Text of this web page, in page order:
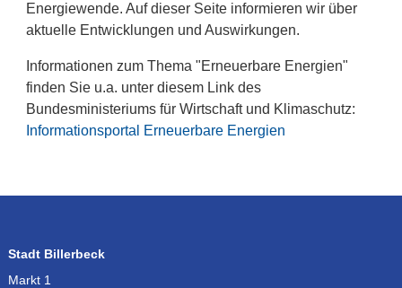
Energiewende. Auf dieser Seite informieren wir über
aktuelle Entwicklungen und Auswirkungen.
Informationen zum Thema "Erneuerbare Energien"
finden Sie u.a. unter diesem Link des
Bundesministeriums für Wirtschaft und Klimaschutz:
Informationsportal Erneuerbare Energien
Stadt Billerbeck
Markt 1